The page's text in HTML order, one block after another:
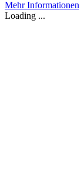
Mehr Informationen
Loading ...